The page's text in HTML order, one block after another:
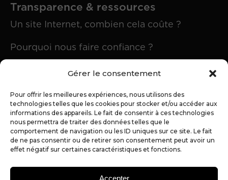
Gérer le consentement
Pour offrir les meilleures expériences, nous utilisons des
technologies telles que les cookies pour stocker et/ou accéder aux
informations des appareils. Le fait de consentir à ces technologies
nous permettra de traiter des données telles que le
comportement de navigation ou les ID uniques sur ce site. Le fait
de ne pas consentir ou de retirer son consentement peut avoir un
effet négatif sur certaines caractéristiques et fonctions.
Accepter
Transparence & ressources
Un site Internet, combien cela coûte ?
Pourquoi nous faire confiance ?
On répond à vos questions
Notre expertise en marque blanche
L'agence
Notre actualité